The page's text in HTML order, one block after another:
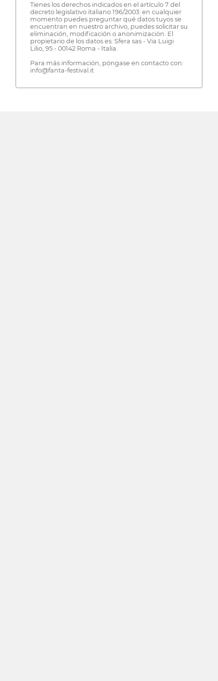
Tienes los derechos indicados en el artículo 7 del
decreto legislativo italiano 196/2003: en cualquier
momento puedes preguntar qué datos tuyos se
encuentran en nuestro archivo, puedes solicitar su
eliminación, modificación o anonimización. El
propietario de los datos es: Sfera sas - Via Luigi
Lilio, 95 - 00142 Roma - Italia.
Para más información, póngase en contacto con:
info@fanta-festival.it